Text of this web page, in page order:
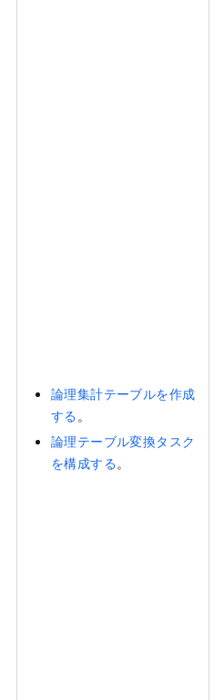
論理集計テーブルを作成
する。
論理テーブル変換タスク
を構成する。